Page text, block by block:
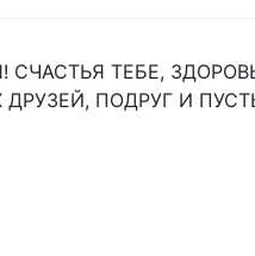
ТЕБЕ,
ПОДРУГ И